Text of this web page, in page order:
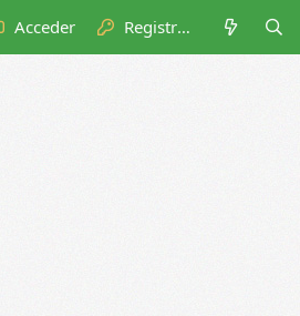
Acceder Registrarse